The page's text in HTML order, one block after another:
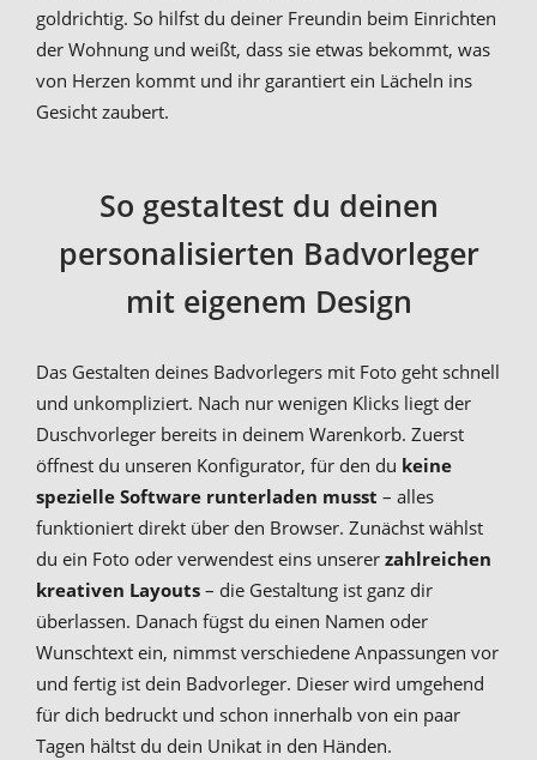
goldrichtig. So hilfst du deiner Freundin beim Einrichten
der Wohnung und weißt, dass sie etwas bekommt, was
von Herzen kommt und ihr garantiert ein Lächeln ins
Gesicht zaubert.
So gestaltest du deinen
personalisierten Badvorleger
mit eigenem Design
Das Gestalten deines Badvorlegers mit Foto geht schnell
und unkompliziert. Nach nur wenigen Klicks liegt der
Duschvorleger bereits in deinem Warenkorb. Zuerst
öffnest du unseren Konfigurator, für den du keine
spezielle Software runterladen musst – alles
funktioniert direkt über den Browser. Zunächst wählst
du ein Foto oder verwendest eins unserer zahlreichen
kreativen Layouts – die Gestaltung ist ganz dir
überlassen. Danach fügst du einen Namen oder
Wunschtext ein, nimmst verschiedene Anpassungen vor
und fertig ist dein Badvorleger. Dieser wird umgehend
für dich bedruckt und schon innerhalb von ein paar
Tagen hältst du dein Unikat in den Händen.